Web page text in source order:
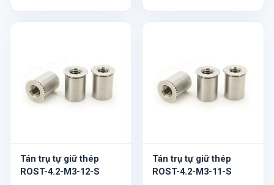
Tán trụ tự giữ thép
ROST-4.2-M3-12-S
Tán trụ tự giữ thép
ROST-4.2-M3-11-S